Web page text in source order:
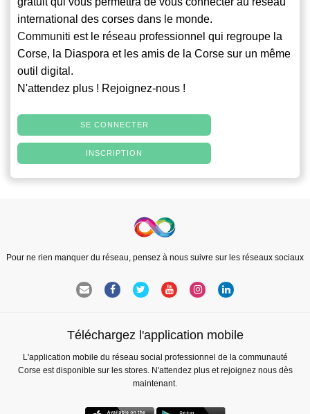
international des corses dans le monde.
Communiti est le réseau professionnel qui regroupe la
Corse, la Diaspora et les amis de la Corse sur un même
outil digital.
N'attendez plus ! Rejoignez-nous !
SE CONNECTER
INSCRIPTION
Pour ne rien manquer du réseau, pensez à nous suivre sur les réseaux sociaux
Téléchargez l'application mobile
L'application mobile du réseau social professionnel de la communauté
Corse est disponible sur les stores. N'attendez plus et rejoignez nous dès
maintenant.